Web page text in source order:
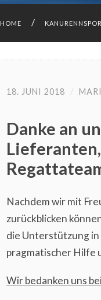
HOME
18. JUNI 2018 /
Danke an
Nachdem wir mit
zurückblicken
die Unterstützung in
pragmatischer Hilfe
Wir bedanken uns